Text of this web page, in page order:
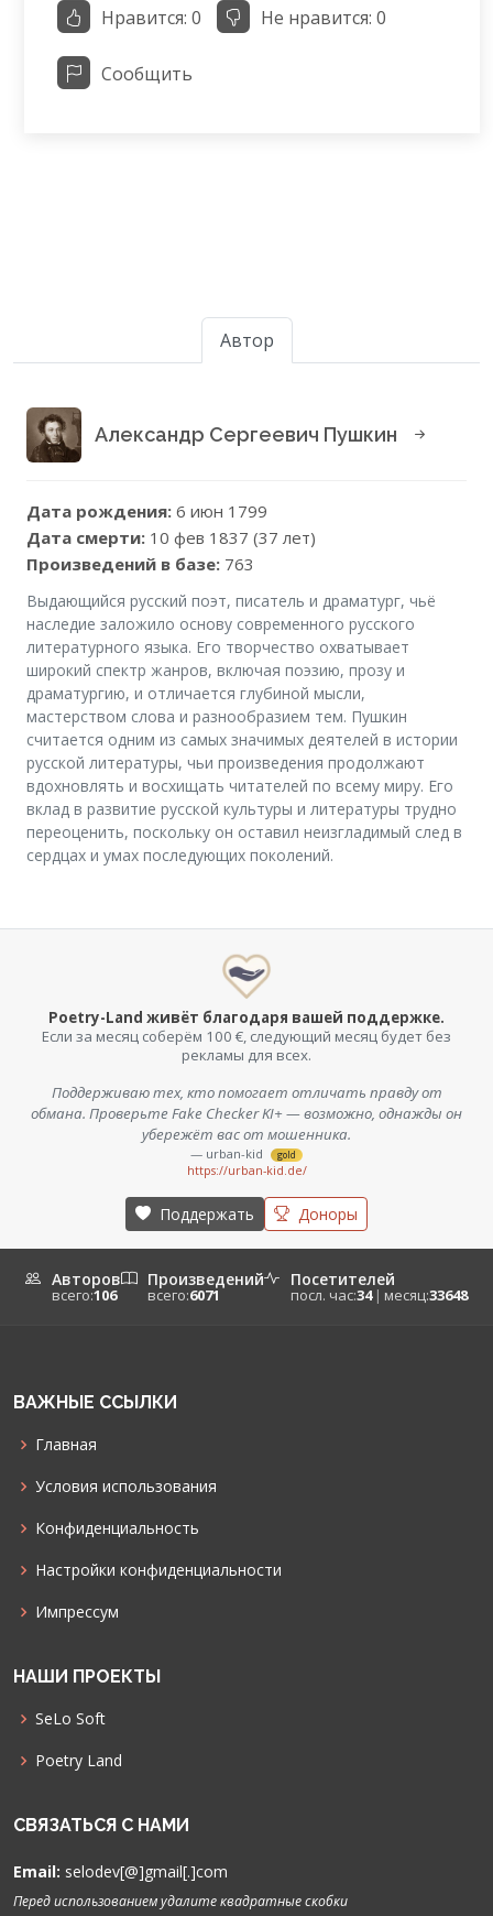
Нравится: 0 Не нравится: 0
Сообщить
Автор
Александр Сергеевич Пушкин
Дата рождения: 6 июн 1799
Дата смерти: 10 фев 1837 (37 лет)
Произведений в базе: 763
Выдающийся русский поэт, писатель и драматург, чьё
наследие заложило основу современного русского
литературного языка. Его творчество охватывает
широкий спектр жанров, включая поэзию, прозу и
драматургию, и отличается глубиной мысли,
мастерством слова и разнообразием тем. Пушкин
считается одним из самых значимых деятелей в истории
русской литературы, чьи произведения продолжают
вдохновлять и восхищать читателей по всему миру. Его
вклад в развитие русской культуры и литературы трудно
переоценить, поскольку он оставил неизгладимый след в
сердцах и умах последующих поколений.
Poetry-Land живёт благодаря вашей поддержке.
Если за месяц соберём 100 €, следующий месяц будет без
рекламы для всех.
Поддерживаю тех, кто помогает отличать правду от
обмана. Проверьте Fake Checker KI+ — возможно, однажды он
убережёт вас от мошенника.
— urban-kid gold
https://urban-kid.de/
Поддержать Доноры
Авторов
всего:106
Произведений
всего:6071
Посетителей
посл. час:34 | месяц:33648
ВАЖНЫЕ ССЫЛКИ
Главная
Условия использования
Конфиденциальность
Настройки конфиденциальности
Импрессум
НАШИ ПРОЕКТЫ
SeLo Soft
Poetry Land
СВЯЗАТЬСЯ С НАМИ
Email: selodev[@]gmail[.]com
Перед использованием удалите квадратные скобки